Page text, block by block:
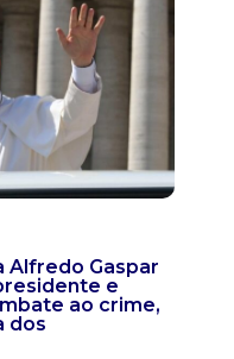
Alfredo Gaspar
e
ao crime,
dos